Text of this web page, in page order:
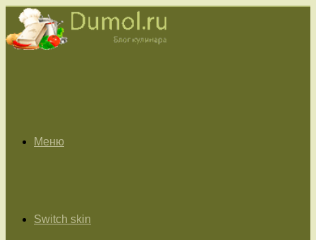
Меню
Switch skin